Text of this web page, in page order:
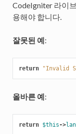
CodeIgniter 라이
용해야 합니다.
잘못된 예:
return "Invalid
올바른 예:
return $this->